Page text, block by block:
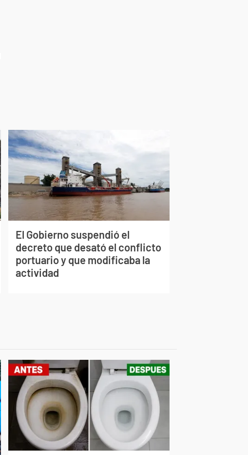
El Gobierno suspendió el
decreto que desató el conflicto
portuario y que modificaba la
actividad